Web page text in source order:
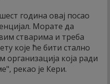
година овај посао
Морате да
стварима и треба
које ће бити стално
организација која ради
рекао је Кери.